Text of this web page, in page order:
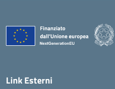
Link Esterni